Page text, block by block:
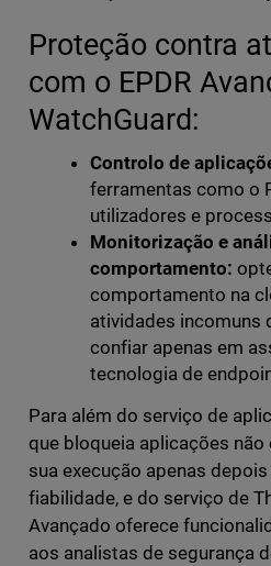
Proteção contra
com o EPDR
WatchGuard:
Controlo de
ferramentas como o
utilizadores e
Monitorização e
comportamento:
comportamento na
atividades incomuns
confiar apenas em
tecnologia de
Para além do serviço de
que bloqueia aplicações
sua execução apenas
fiabilidade, e do serviço de
Avançado oferece
aos analistas de segurança